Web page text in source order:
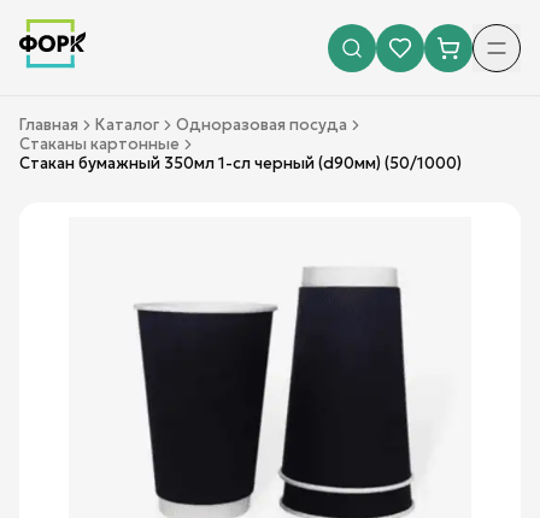
Главная Каталог
Одноразовая посуда
Стаканы картонные
Стакан бумажный 350мл 1-сл черный (d90мм) (50/1000)